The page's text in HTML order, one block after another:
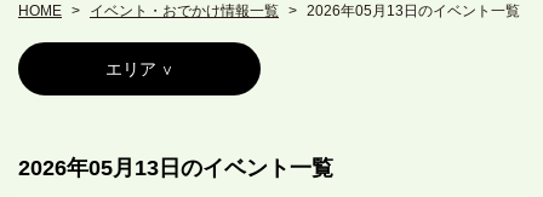
HOME イベント・おでかけ情報一覧 2026年05月13日のイベント一覧
エリア
2026年05月13日のイベント一覧